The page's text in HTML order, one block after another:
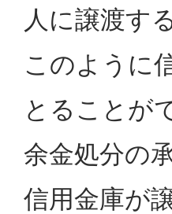
人に譲渡す
このように
とることが
余金処分の
信用金庫が